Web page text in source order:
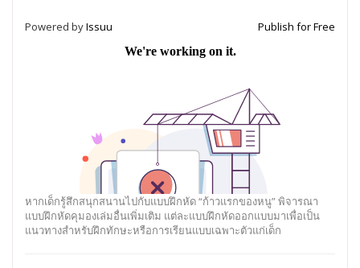
Powered byIssuu Publish for Free
หากเด็กรู้สึกสนุกสนานไปกับแบบฝึกหัด “ก้าวแรกของหนู” พิจารณา
แบบฝึกหัดคุมองเล่มอื่นเพิ่มเติม แต่ละแบบฝึกหัดออกแบบมาเพื่อเป็น
แนวทางสำหรับฝึกทักษะหรือการเรียนแบบเฉพาะตัวแก่เด็ก